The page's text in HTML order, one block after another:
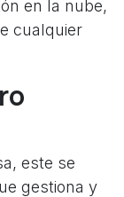
en la nube,
cualquier
este se
gestiona y